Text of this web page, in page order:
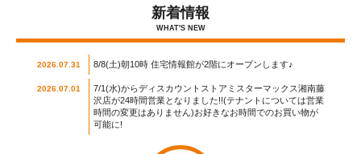
新着情報
WHAT'S NEW
2026.07.31 8/8(土)朝10時 住宅情報館が2階にオープンします♪
2026.07.01
7/1(水)からディスカウントストアミスターマックス湘南藤
沢店が24時間営業となりました!!(テナントについては営業
時間の変更はありません)お好きなお時間でのお買い物が
可能に!